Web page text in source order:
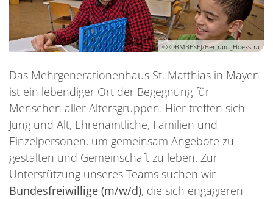
© ©BMBFSFJ/Bertram_Hoekstra
Das Mehrgenerationenhaus St. Matthias in Mayen
ist ein lebendiger Ort der Begegnung für
Menschen aller Altersgruppen. Hier treffen sich
Jung und Alt, Ehrenamtliche, Familien und
Einzelpersonen, um gemeinsam Angebote zu
gestalten und Gemeinschaft zu leben. Zur
Unterstützung unseres Teams suchen wir
Bundesfreiwillige (m/w/d), die sich engagieren